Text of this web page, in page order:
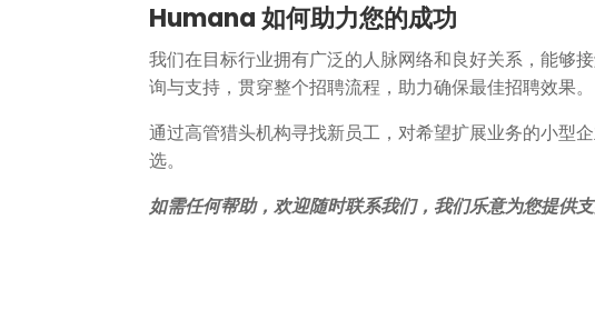
Humana 如何助力您的成功
我们在目标行业拥有广泛的人脉网络和良好关系，能够
询与支持，贯穿整个招聘流程，助力确保最佳招聘效果。
通过高管猎头机构寻找新员工，对希望扩展业务的小型
选。
如需任何帮助，欢迎随时联系我们，我们乐意为您提供支